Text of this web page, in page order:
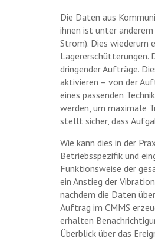
Die Daten aus
ihnen ist unter
Strom). Dies wiederum
Lagererschütterungen.
dringender Aufträge.
aktivieren – von der
eines passenden
werden, um maximale
stellt sicher, dass
Wie kann dies in der
Betriebsspezifik und
Funktionsweise der
ein Anstieg der
nachdem die Daten
Auftrag im CMMS
erhalten
Überblick über das